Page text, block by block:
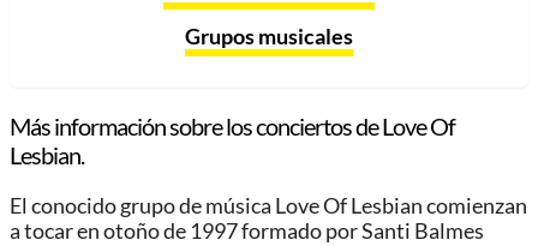
Grupos musicales
Más información sobre los conciertos de Love Of
Lesbian.
El conocido grupo de música Love Of Lesbian comienzan
a tocar en otoño de 1997 formado por Santi Balmes